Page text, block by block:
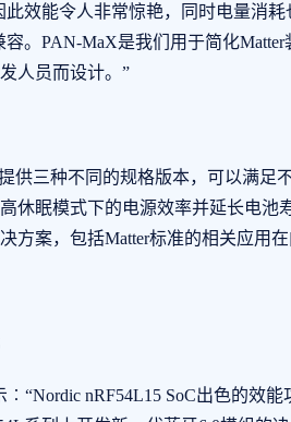
此效能令人非常惊艳，同时电量消耗
容。PAN-MaX是我们用于简化
人员而设计。”
供三种不同的规格版本，可以满足
休眠模式下的电源效率并延长电池
方案，包括Matter标准的相关应用在
︰“Nordic nRF54L15 SoC出色的效